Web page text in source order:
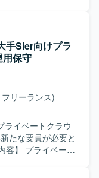
す。 大規模な閉
度なルーティング
ワークエンジニア
ンです。 【開
AWSネットワー
用いたルーティ
存ネットワーク環
影響範囲の確認を
レースの検討を
整、作業手順の
ンを取りながら
人物
認しに行動でき
しながら、状況
トを前向きに推進
、上流工程から
手SIer向けプラ
用保守
リーランス)
ライベートクラウ
たな要員が必要と